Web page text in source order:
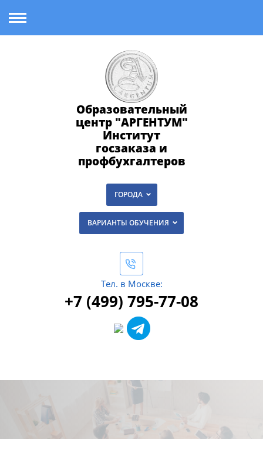
Образовательный
центр "АРГЕНТУМ"
Институт
госзаказа и
профбухгалтеров
ГОРОДА
ВАРИАНТЫ ОБУЧЕНИЯ
Тел. в Москве:
+7 (499) 795-77-08